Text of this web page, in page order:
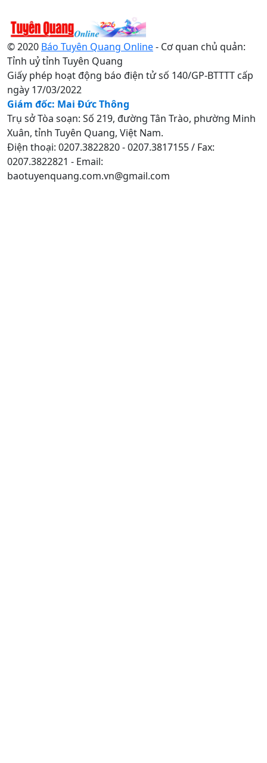
© 2020 Báo Tuyên Quang Online- Cơ quan chủ quản:
Tỉnh uỷ tỉnh Tuyên Quang
Giấy phép hoạt động báo điện tử số 140/GP-BTTTT cấp
ngày 17/03/2022
Giám đốc: Mai Đức Thông
Trụ sở Tòa soạn: Số 219, đường Tân Trào, phường Minh
Xuân, tỉnh Tuyên Quang, Việt Nam.
Điện thoại: 0207.3822820 - 0207.3817155 / Fax:
0207.3822821 - Email:
baotuyenquang.com.vn@gmail.com